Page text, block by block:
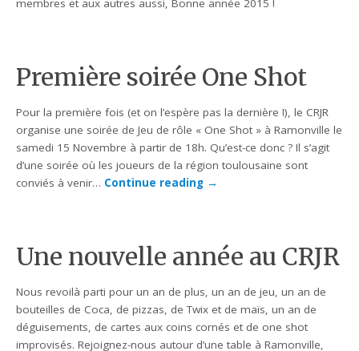
membres et aux autres aussi, Bonne année 2015 !
Première soirée One Shot
Pour la première fois (et on l’espère pas la dernière !), le CRJR
organise une soirée de Jeu de rôle « One Shot » à Ramonville le
samedi 15 Novembre à partir de 18h. Qu’est-ce donc ? Il s’agit
d’une soirée où les joueurs de la région toulousaine sont
conviés à venir… Continue reading →
Une nouvelle année au CRJR
Nous revoilà parti pour un an de plus, un an de jeu, un an de
bouteilles de Coca, de pizzas, de Twix et de maïs, un an de
déguisements, de cartes aux coins cornés et de one shot
improvisés. Rejoignez-nous autour d’une table à Ramonville,